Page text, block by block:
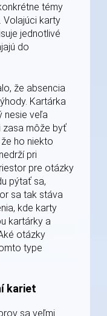
témy
Volajúci karty
jednotlivé
do
že absencia
Kartárka
nesie veľa
zasa môže byť
ho niekto
pri
pre otázky
pýtať sa,
sa tak stáva
kde karty
kartárky a
otázky
type
kariet
sa veľmi